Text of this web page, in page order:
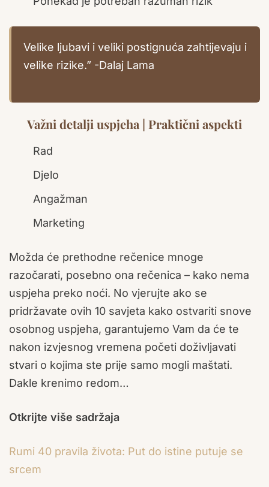
Velike ljubavi i veliki postignuća zahtijevaju i
velike rizike.” -Dalaj Lama
Važni detalji uspjeha | Praktični aspekti
Rad
Djelo
Angažman
Marketing
Možda će prethodne rečenice mnoge
razočarati, posebno ona rečenica – kako nema
uspjeha preko noći. No vjerujte ako se
pridržavate ovih 10 savjeta kako ostvariti snove
osobnog uspjeha, garantujemo Vam da će te
nakon izvjesnog vremena početi doživljavati
stvari o kojima ste prije samo mogli maštati.
Dakle krenimo redom…
Otkrijte više sadržaja
Rumi 40 pravila života: Put do istine putuje se
srcem